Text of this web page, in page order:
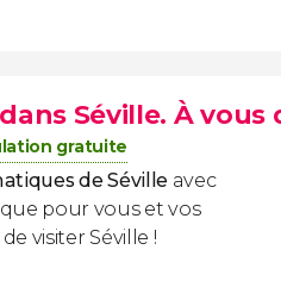
Séville. À vous
gratuite
de Séville avec
pour vous et vos
visiter Séville !